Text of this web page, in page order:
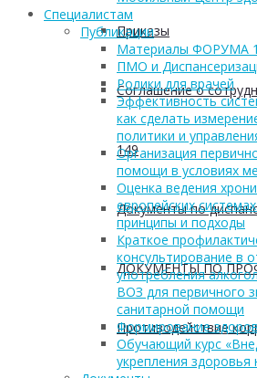
Приказы
Соглашение о
149
Документы по
ДОКУМЕНТЫ ПО
Противодействие
Cпециалистам
Публикации
Материалы ФОРУМА
ПМО и
Ролики для врачей
Эффективность
как сделать
политики и
Организация
помощи в условиях
Оценка ведения
европейских
принципы и подходы
Краткое
консультирование в
употребления
ВОЗ для первичного
санитарной помощи
Формирование
Обучающий курс
укрепления